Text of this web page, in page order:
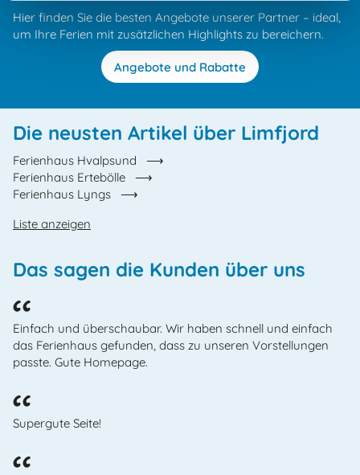
Hier finden Sie die besten Angebote unserer Partner – ideal,
um Ihre Ferien mit zusätzlichen Highlights zu bereichern.
Angebote und Rabatte
Die neusten Artikel über Limfjord
Ferienhaus Hvalpsund
Ferienhaus Ertebölle
Ferienhaus Lyngs
Liste anzeigen
Das sagen die Kunden über uns
Einfach und überschaubar. Wir haben schnell und einfach
das Ferienhaus gefunden, dass zu unseren Vorstellungen
passte. Gute Homepage.
Supergute Seite!